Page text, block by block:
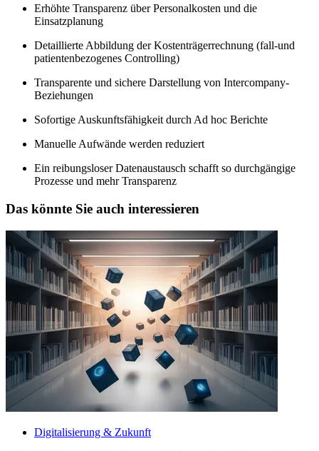
Erhöhte Transparenz über Personalkosten und die
Einsatzplanung
Detaillierte Abbildung der Kostenträgerrechnung (fall-und
patientenbezogenes Controlling)
Transparente und sichere Darstellung von Intercompany-
Beziehungen
Sofortige Auskunftsfähigkeit durch Ad hoc Berichte
Manuelle Aufwände werden reduziert
Ein reibungsloser Datenaustausch schafft so durchgängige
Prozesse und mehr Transparenz
Das könnte Sie auch interessieren
Digitalisierung & Zukunft